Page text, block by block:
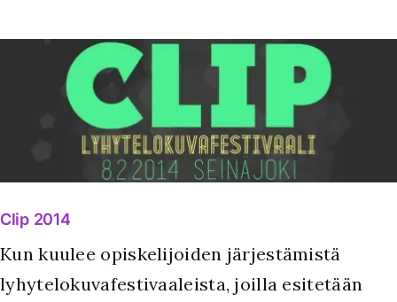
Clip 2014
Kun kuulee opiskelijoiden järjestämistä
lyhytelokuvafestivaaleista, joilla esitetään